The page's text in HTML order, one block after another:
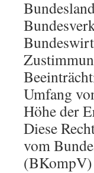
Umfang
Höhe der
Diese
vom
(BKompV)